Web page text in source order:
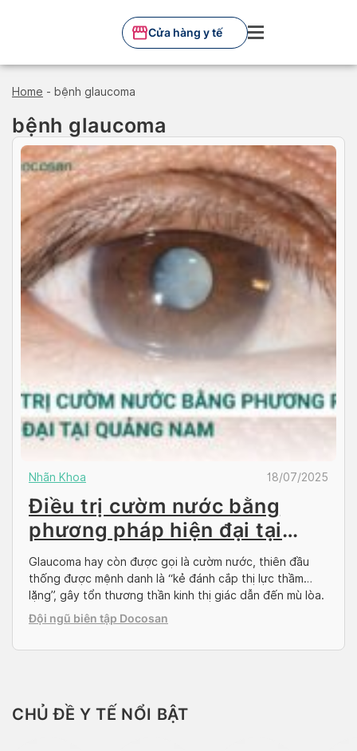
Cửa hàng y tế
Home - bệnh glaucoma
bệnh glaucoma
Nhãn Khoa 18/07/2025
Điều trị cườm nước bằng
phương pháp hiện đại tại
Quảng Nam
Glaucoma hay còn được gọi là cườm nước, thiên đầu
thống được mệnh danh là “kẻ đánh cắp thị lực thầm
lặng”, gây tổn thương thần kinh thị giác dẫn đến mù lòa.
Trong bài viết này, Docosan sẽ cung cấp thông tin toàn
diện về Glaucoma, giúp bạn hiểu rõ về bệnh và dễ […]
Đội ngũ biên tập Docosan
CHỦ ĐỀ Y TẾ NỔI BẬT